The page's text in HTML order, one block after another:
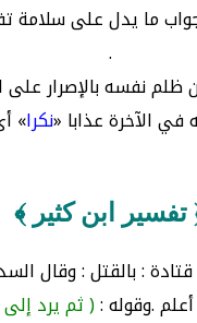
ما يدل على سلامة
.
ظلم نفسه بالإصرار
الآخرة عذابا «نكرا»
تفسير ابن كثير ﴾
: بالقتل : وقال
.وقوله :( ثم يرد إلى